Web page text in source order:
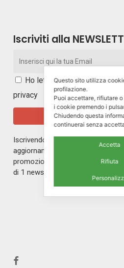
Iscriviti alla
Ho letto e accetto itermini
privacy
Iscrivendoti alla nostra
aggiornamento sul mondo di
promozioni riservate ai nostri
di 1 newsletter al mese.
facebook
Questo sito utilizza
profilazione.
Puoi accettare, rifiutare
i cookie premendo i
Chiudendo questa
continuerai senza
Accetta
Rifiuta